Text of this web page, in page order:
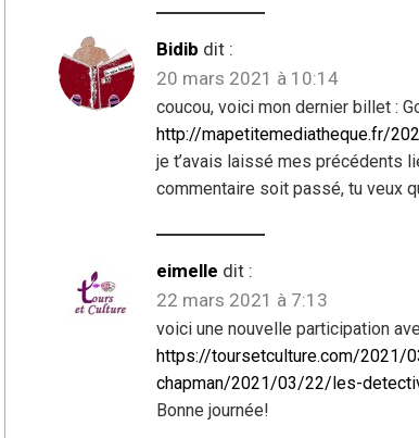
Bidib dit :
20 mars 2021 à 10:14
coucou, voici mon dernier billet :
http://mapetitemediatheque.fr/
je t’avais laissé mes précédents
commentaire soit passé, tu veux
eimelle dit :
22 mars 2021 à 7:13
voici une nouvelle participation
https://toursetculture.com/2021/
chapman/2021/03/22/les-
Bonne journée!